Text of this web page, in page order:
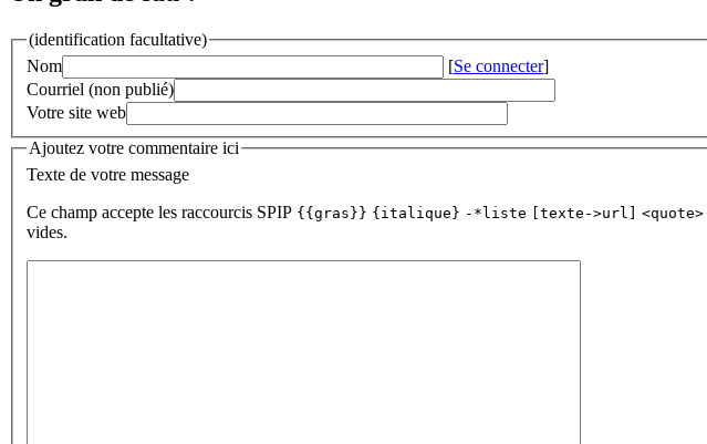
(identification facultative)
Nom
[Se connecter]
Courriel (non publié)
Votre site web
Ajoutez votre commentaire ici
Texte de votre message
Ce champ accepte les raccourcis SPIP {{gras}} {italique} -*liste [texte->url] <quote>
vides.